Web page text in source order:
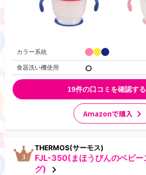
カラー系統
食器洗い機使用
19件の口コミを確認する
Amazonで購入
THERMOS(サーモス)
FJL-350(まほうびんのベビー
グ)